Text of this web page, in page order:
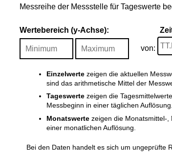
Messreihe der Messstelle für Tageswerte
Wertebereich (y-Achse):
von:
Einzelwertezeigen die aktuellen
sind das arithmetische Mittel der
Tageswertezeigen die
Messbeginn in einer täglichen Auflösung.
Monatswertezeigen die Monatsmittel-,
einer monatlichen Auflösung.
Bei den Daten handelt es sich um ungeprüfte